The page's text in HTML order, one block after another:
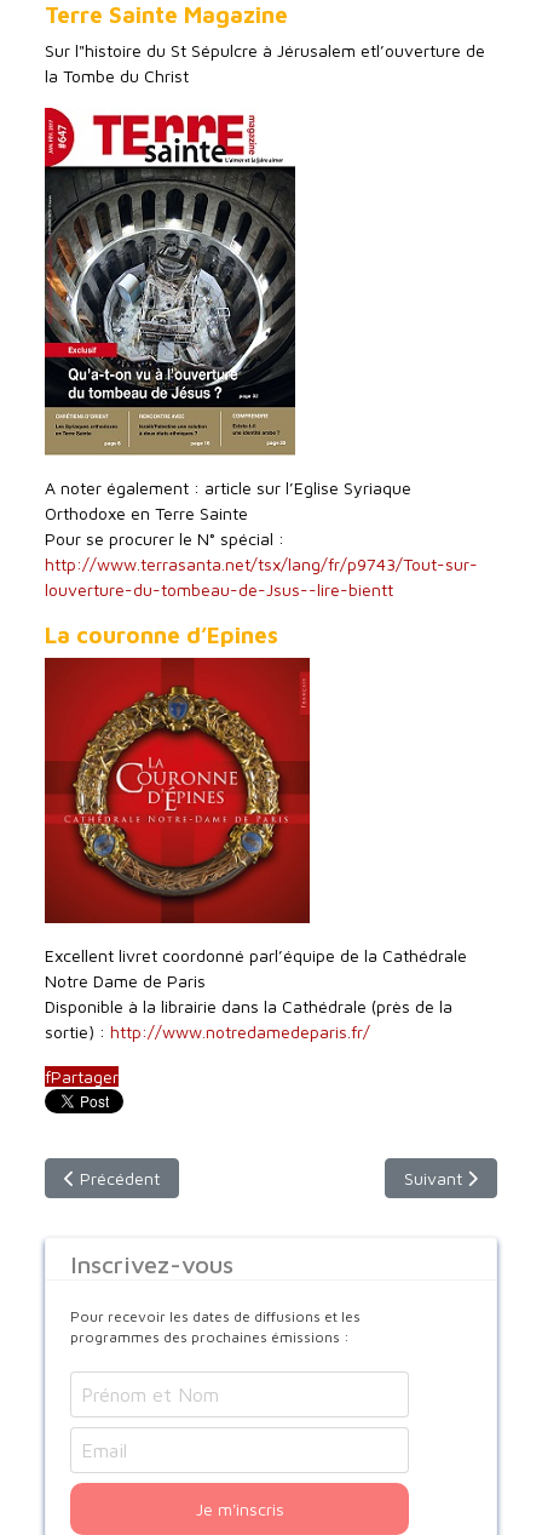
Terre Sainte Magazine
Sur l"histoire du St Sépulcre à Jérusalem etl’ouverture de
la Tombe du Christ
A noter également : article sur l’Eglise Syriaque
Orthodoxe en Terre Sainte
Pour se procurer le N° spécial :
http://www.terrasanta.net/tsx/lang/fr/p9743/Tout-sur-
louverture-du-tombeau-de-Jsus--lire-bientt
La couronne d’Epines
Excellent livret coordonné parl’équipe de la Cathédrale
Notre Dame de Paris
Disponible à la librairie dans la Cathédrale (près de la
sortie) :http://www.notredamedeparis.fr/
fPartager
Article précédent : Vivre le Carême dans les Traditions
Précédent Article suivant :
Suivant
Inscrivez-vous
Pour recevoir les dates de diffusions et les
programmes des prochaines émissions :
Je m'inscris